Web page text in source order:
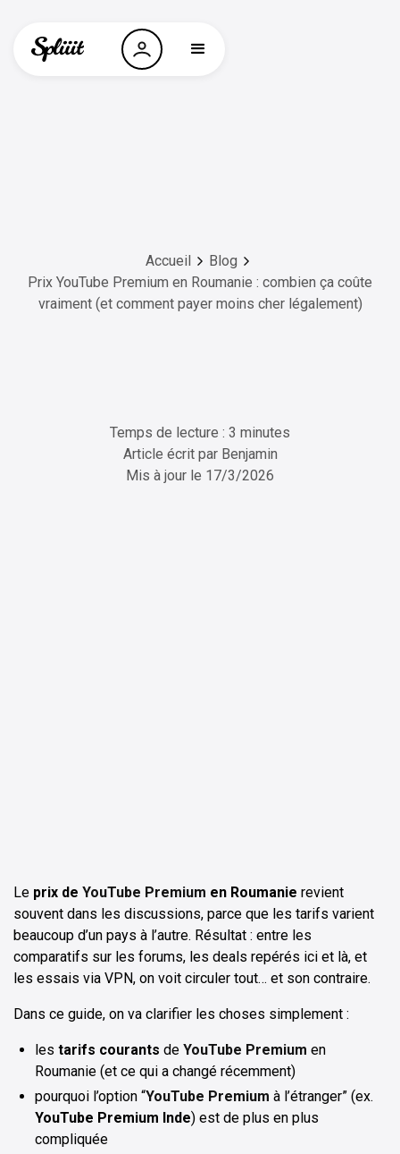
Accueil
Blog
Prix YouTube Premium en Roumanie : combien ça coûte
vraiment (et comment payer moins cher légalement)
Temps de lecture : 3 minutes
Article écrit par Benjamin
Mis à jour le 17/3/2026
Le prix de YouTube Premium en Roumanie revient
souvent dans les discussions, parce que les tarifs varient
beaucoup d’un pays à l’autre. Résultat : entre les
comparatifs sur les forums, les deals repérés ici et là, et
les essais via VPN, on voit circuler tout… et son contraire.
Dans ce guide, on va clarifier les choses simplement :
les tarifs courants de YouTube Premium en
Roumanie (et ce qui a changé récemment)
pourquoi l’option “YouTube Premium à l’étranger” (ex.
YouTube Premium Inde) est de plus en plus
compliquée